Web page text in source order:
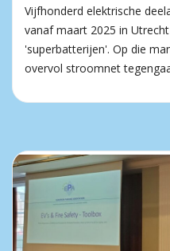
Vijfhonderd elektrische
vanaf maart 2025 in
'superbatterijen'. Op die
overvol stroomnet